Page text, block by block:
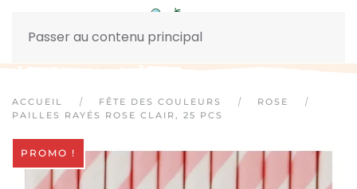
Passer au contenu principal
ACCUEIL FÊTE DES COULEURS
ROSE
PAILLES RAYÉS ROSE CLAIR, 25 PCS
PROMO !